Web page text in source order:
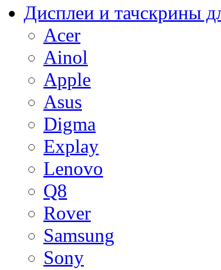
Дисплеи и тачскрины
Acer
Ainol
Apple
Asus
Digma
Explay
Lenovo
Q8
Rover
Samsung
Sony